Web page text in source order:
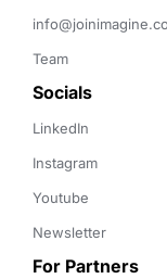
Team
Socials
LinkedIn
Instagram
Youtube
Newsletter
For Partners